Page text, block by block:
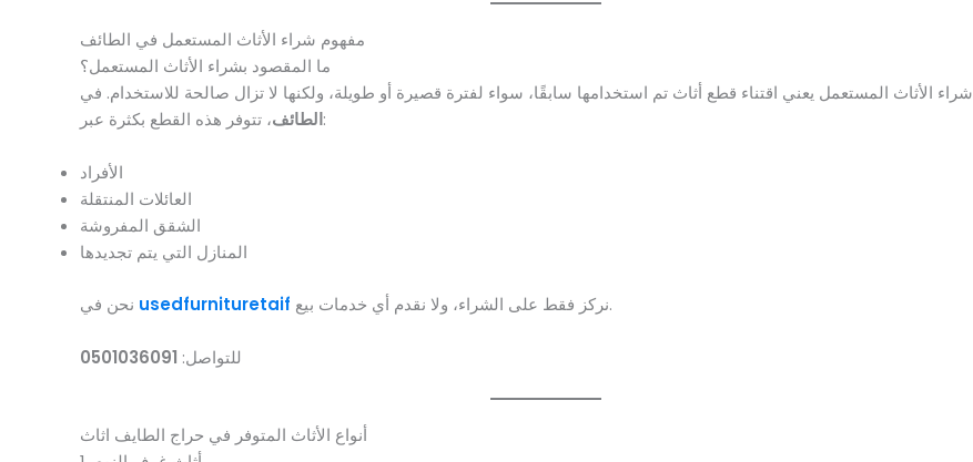
مفهوم شراء الأثاث المستعمل في الطائف
ما المقصود بشراء الأثاث المستعمل؟
شراء الأثاث المستعمل يعني اقتناء قطع أثاث تم استخدامها سابقًا، سواء لفترة قصيرة أو طويلة، ولكنها لا تزال صالحة للاستخدام. في
الطائف، تتوفر هذه القطع بكثرة عبر:
الأفراد
العائلات المنتقلة
الشقق المفروشة
المنازل التي يتم تجديدها
usedfurnituretaif نركز فقط على الشراء، ولا نقدم أي خدمات بيع.
للتواصل: 0501036091
أنواع الأثاث المتوفر في حراج الطايف اثاث